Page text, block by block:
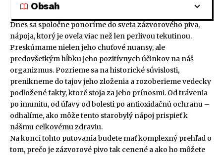
Obsah
Dnes sa spoločne ponoríme do sveta zázvorového piva,
nápoja, ktorý je oveľa viac než len perlivou tekutinou.
Preskúmame nielen jeho chuťové nuansy, ale
predovšetkým hĺbku jeho pozitívnych účinkov na náš
organizmus. Pozrieme sa na historické súvislosti,
prenikneme do tajov jeho zloženia a rozoberieme vedecky
podložené fakty, ktoré stoja za jeho prínosmi. Od trávenia
po imunitu, od úľavy od bolesti po antioxidačnú ochranu –
odhalíme, ako môže tento starobylý nápoj prispieť k
nášmu celkovému zdraviu.
Na konci tohto putovania budete mať komplexný prehľad o
tom, prečo je zázvorové pivo tak cenené a ako ho môžete